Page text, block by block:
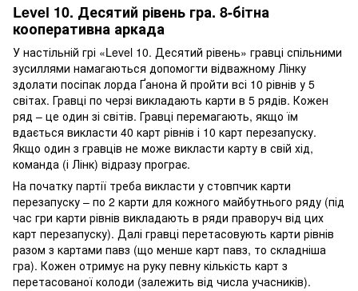
Level 10. Десятий рівень гра. 8-бітна
кооперативна аркада
У настільній грі «Level 10. Десятий рівень» гравці спільними
зусиллями намагаються допомогти відважному Лінку
здолати посіпак лорда Ґанона й пройти всі 10 рівнів у 5
світах. Гравці по черзі викладають карти в 5 рядів. Кожен
ряд – це один зі світів. Гравці перемагають, якщо їм
вдається викласти 40 карт рівнів і 10 карт перезапуску.
Якщо один з гравців не може викласти карту в свій хід,
команда (і Лінк) відразу програє.
На початку партії треба викласти у стовпчик карти
перезапуску – по 2 карти для кожного майбутнього ряду (під
час гри карти рівнів викладають в ряди праворуч від цих
карт перезапуску). Далі гравці перетасовують карти рівнів
разом з картами павз (що менше карт павз, то складніша
гра). Кожен отримує на руку певну кількість карт з
перетасованої колоди (залежить від числа учасників).